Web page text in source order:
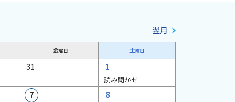
翌月
金曜日 土曜日
31 1日
読み聞かせ
7日 8日